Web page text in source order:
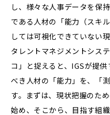
し、様々な人事データを保
である人材の「能力（スキ
しては可視化できていない
タレントマネジメントシス
コ」と捉えると、IGSが提
べき人材の「能力」を、「
す。まずは、現状把握のた
始め、そこから、目指す組